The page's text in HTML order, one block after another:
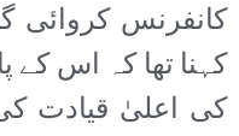
کانفرنس
کہنا تھا کہ اس کے
کی اعلیٰ قیادت